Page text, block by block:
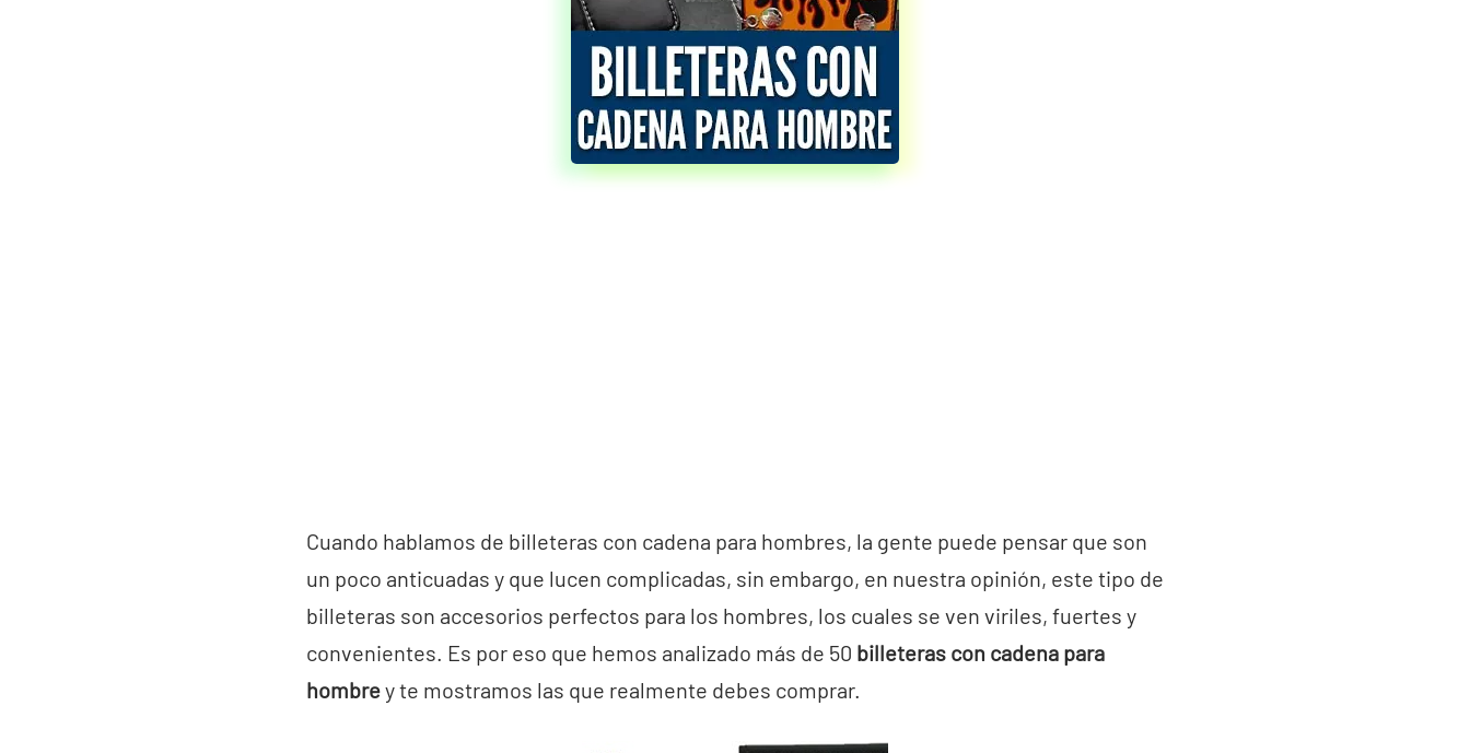
Cuando hablamos de billeteras con cadena para hombres, la gente puede pensar que son
un poco anticuadas y que lucen complicadas, sin embargo, en nuestra opinión, este tipo de
billeteras son accesorios perfectos para los hombres, los cuales se ven viriles, fuertes y
convenientes. Es por eso que hemos analizado más de 50 billeteras con cadena para
hombrey te mostramos las que realmente debes comprar.